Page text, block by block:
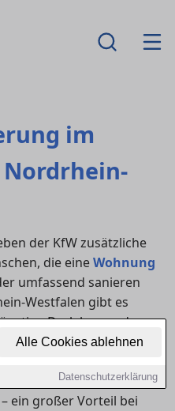
Alle Cookies ablehnen
Datenschutzerklärung
im
der KfW zusätzliche
die eineWohnung
umfassend sanieren
Westfalen gibt es
Darlehen und
Erstkäufer:innen oder
Diese
meist mit KfW-
ein großer Vorteil bei